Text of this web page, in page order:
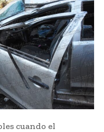
cuando el